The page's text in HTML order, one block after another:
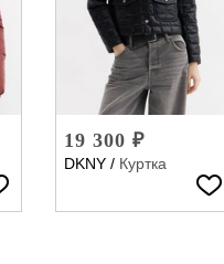
19 300 ₽
DKNY / Куртка